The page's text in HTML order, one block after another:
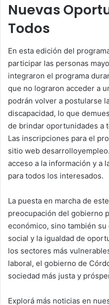
Nuevas
Todos
En esta edición del
participar las personas
integraron el programa
que no lograron acceder a
podrán volver a postularse
discapacidad, lo que
de brindar oportunidades a
Las inscripciones para el
sitio web
acceso a la información y a
para todos los interesados.
La puesta en marcha de
preocupación del gobierno
económico, sino también
social y la igualdad de
los sectores más
laboral, el gobierno de
sociedad más justa y
Explorá más noticias en